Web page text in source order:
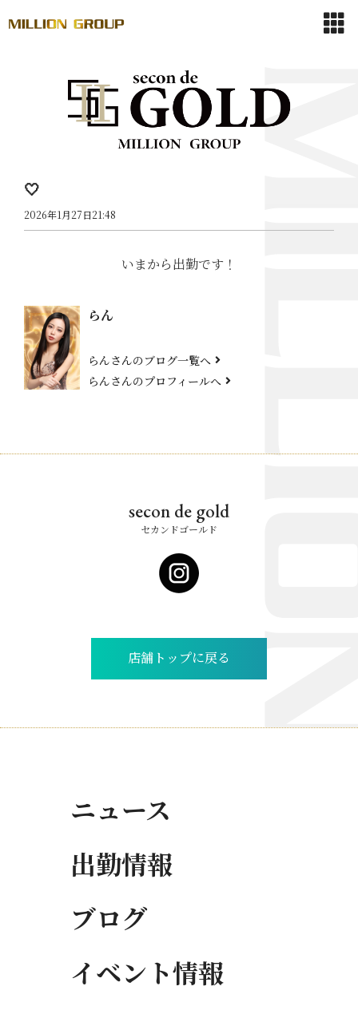
🤍
2026年1月27日21:48
いまから出勤です！
らん
らんさんのブログ一覧へ
らんさんのプロフィールへ
secon de gold
セカンドゴールド
店舗トップに戻る
ニュース
出勤情報
ブログ
イベント情報